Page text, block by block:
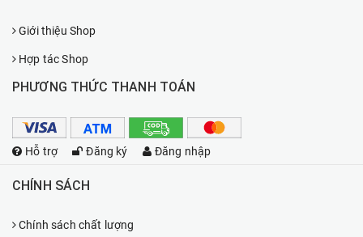
Giới thiệu Shop
Hợp tác Shop
PHƯƠNG THỨC THANH TOÁN
Hỗ trợ Đăng ký Đăng nhập
CHÍNH SÁCH
Chính sách chất lượng